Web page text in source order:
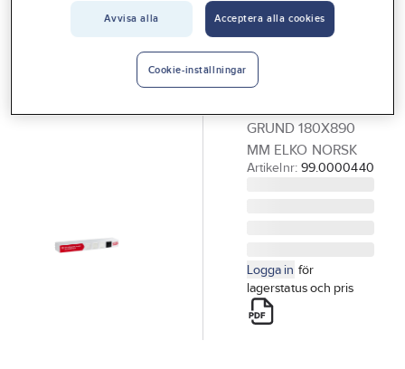
Demohylla,
norsk text,
Elko
GRUND 180X890
MM ELKO NORSK
Artikelnr: 99.0000440
Logga in för
lagerstatus och pris
Avvisa alla Acceptera alla cookies
Cookie-inställningar